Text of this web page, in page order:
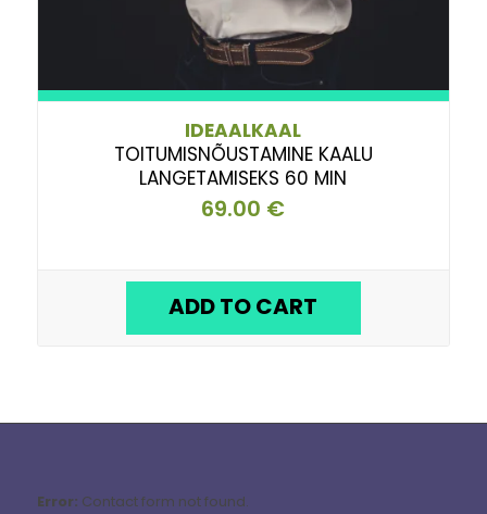
IDEAALKAAL
TOITUMISNÕUSTAMINE KAALU
LANGETAMISEKS 60 MIN
69.00 €
ADD TO CART
Error: Contact form not found.